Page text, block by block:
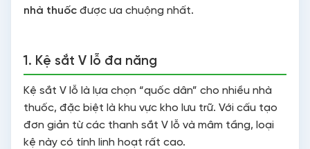
nhà thuốc được ưa chuộng nhất.
1. Kệ sắt V lỗ đa năng
Kệ sắt V lỗ là lựa chọn “quốc dân” cho nhiều nhà
thuốc, đặc biệt là khu vực kho lưu trữ. Với cấu tạo
đơn giản từ các thanh sắt V lỗ và mâm tầng, loại
kệ này có tính linh hoạt rất cao.